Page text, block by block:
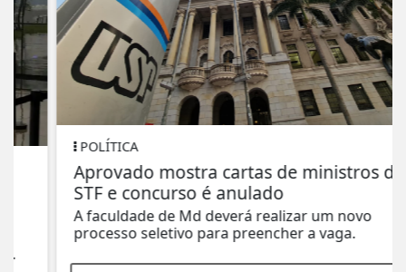
POLÍTICA
Aprovado mostra cartas de ministros do
STF e concurso é anulado
A faculdade de Md deverá realizar um novo
processo seletivo para preencher a vaga.